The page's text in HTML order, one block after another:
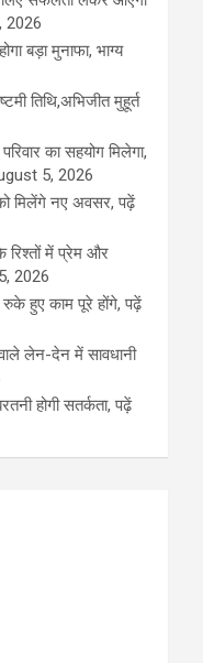
2026
बड़ा मुनाफा, भाग्य
तिथि,अभिजीत मुहूर्त
का सहयोग मिलेगा,
5, 2026
मिलेंगे नए अवसर, पढ़ें
रिश्तों में प्रेम और
2026
हुए काम पूरे होंगे, पढ़ें
लेन-देन में सावधानी
होगी सतर्कता, पढ़ें